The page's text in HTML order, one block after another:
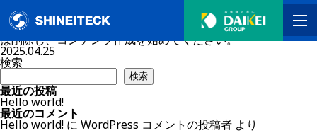
未分類
WordPress へようこそ。こちらは最初の投稿です。編集また
は削除し、コンテンツ作成を始めてください。
2025.04.25
検索
検索
最近の投稿
Hello world!
最近のコメント
Hello world! に WordPress コメントの投稿者 より